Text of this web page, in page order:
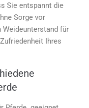
Sie entspannt die
Sorge vor
für
Ihres